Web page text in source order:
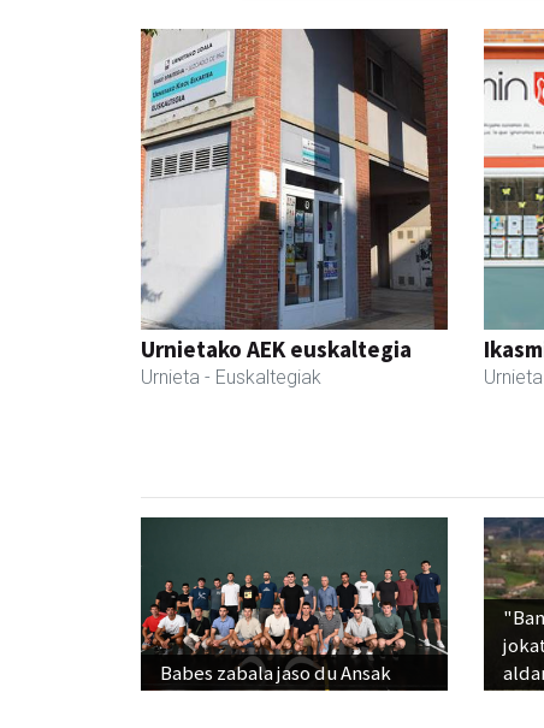
Urnietako AEK euskaltegia
Urnieta - Euskaltegiak Urnieta
Babes zabala jaso du Ansak